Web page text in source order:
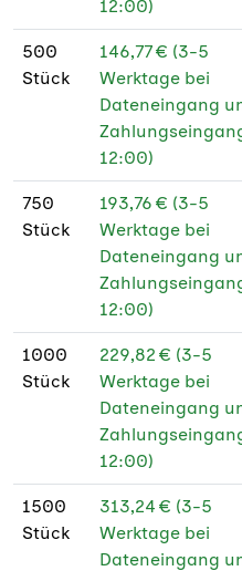
12:00)
500
Stück
146,77 € (3-5
Werktage bei
Dateneingang
12:00)
750
Stück
193,76 € (3-5
Werktage bei
Dateneingang
12:00)
1000
Stück
229,82 € (3-5
Werktage bei
Dateneingang
12:00)
1500
Stück
313,24 € (3-5
Werktage bei
Dateneingang